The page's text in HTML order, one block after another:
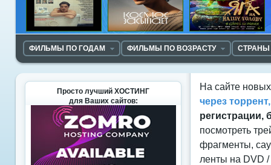
ФИЛЬМЫ ПО ГОДАМ ФИЛЬМЫ ПО ВОЗРАСТУ
На сайте
через
регистрации,
посмотреть
фрагменты,
ленты на DVD
Просто лучший ХОСТИНГ
для Ваших сайтов: